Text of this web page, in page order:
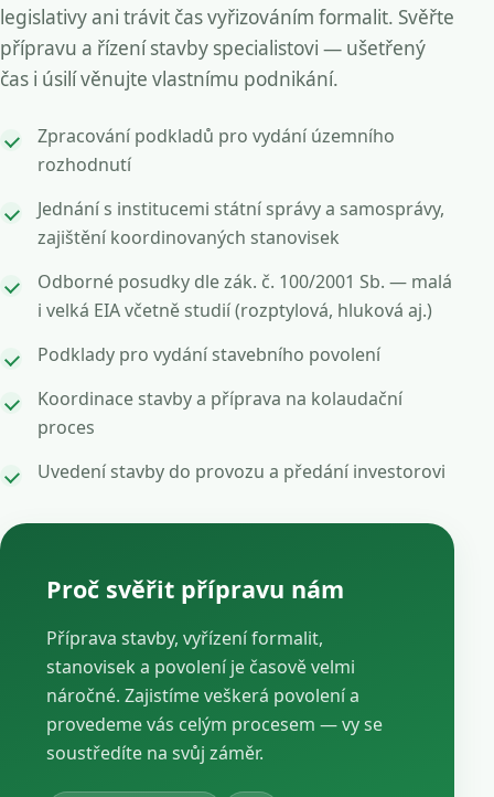
legislativy ani trávit čas vyřizováním formalit. Svěřte
přípravu a řízení stavby specialistovi — ušetřený
čas i úsilí věnujte vlastnímu podnikání.
Zpracování podkladů pro vydání územního
rozhodnutí
Jednání s institucemi státní správy a samosprávy,
zajištění koordinovaných stanovisek
Odborné posudky dle zák. č. 100/2001 Sb. — malá
i velká EIA včetně studií (rozptylová, hluková aj.)
Podklady pro vydání stavebního povolení
Koordinace stavby a příprava na kolaudační
proces
Uvedení stavby do provozu a předání investorovi
Proč svěřit přípravu nám
Příprava stavby, vyřízení formalit,
stanovisek a povolení je časově velmi
náročné. Zajistíme veškerá povolení a
provedeme vás celým procesem — vy se
soustředíte na svůj záměr.